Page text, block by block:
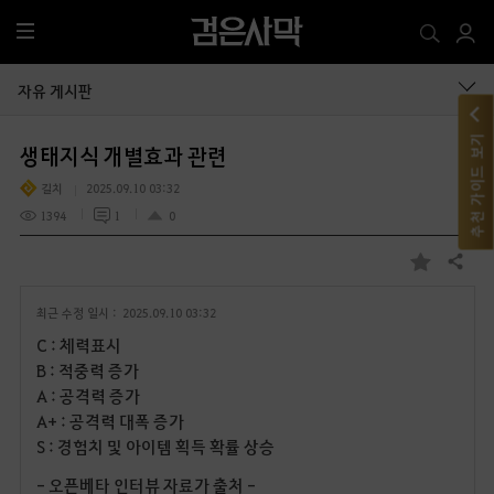
전
체
메
자유 게시판
생태지식 개별효과 관련
길치
2025.09.10 03:32
1394
1 0
즐
공유하기
최근 수정 일시 : 2025.09.10 03:32
C : 체력표시
B : 적중력 증가
A : 공격력 증가
A+ : 공격력 대폭 증가
S : 경험치 및 아이템 획득 확률 상승
- 오픈베타 인터뷰 자료가 출처 -
추천 가이드 보기